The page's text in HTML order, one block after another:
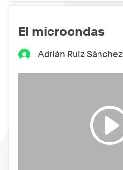
El microondas
Adrián Ruiz Sánchez